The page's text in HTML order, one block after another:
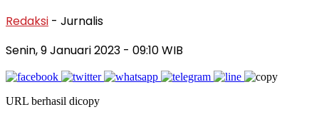
Redaksi - Jurnalis
Senin, 9 Januari 2023 - 09:10 WIB
URL berhasil dicopy